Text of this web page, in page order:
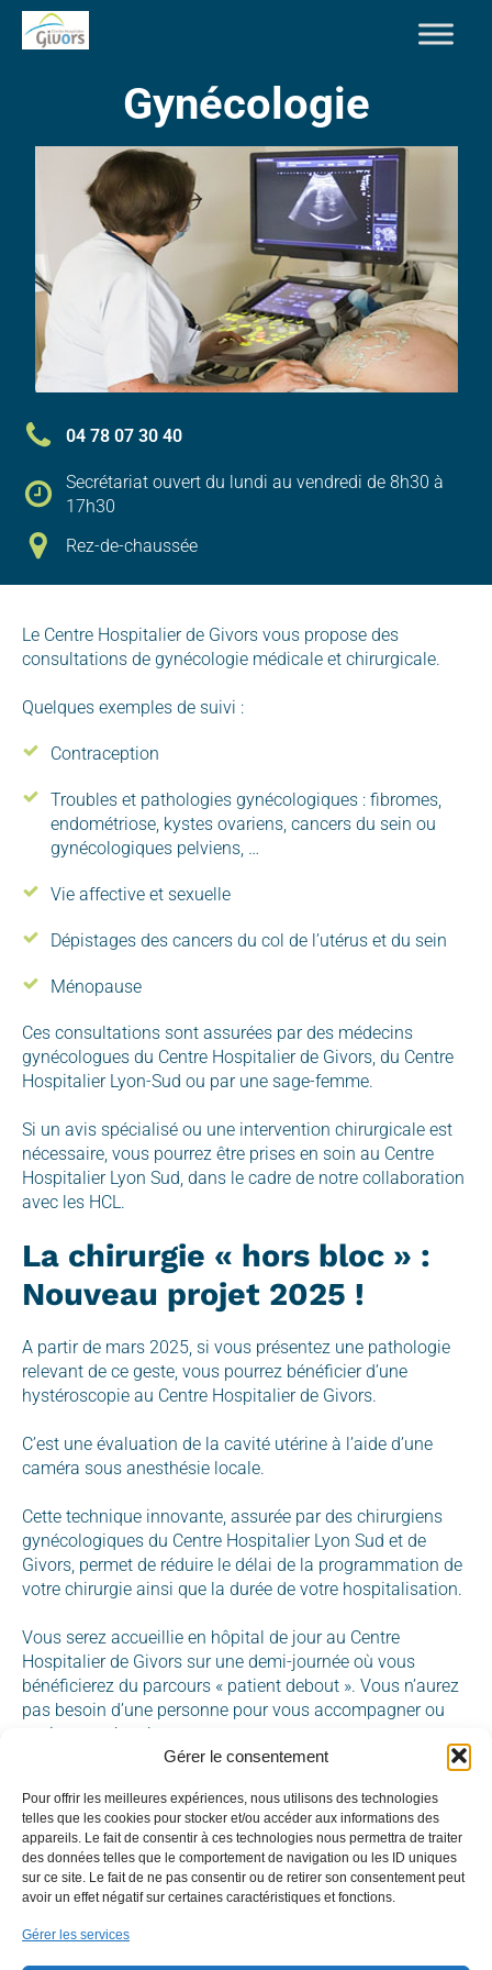
Gérer le consentement
Pour offrir les meilleures expériences, nous utilisons des technologies
telles que les cookies pour stocker et/ou accéder aux informations des
appareils. Le fait de consentir à ces technologies nous permettra de traiter
des données telles que le comportement de navigation ou les ID uniques
sur ce site. Le fait de ne pas consentir ou de retirer son consentement peut
avoir un effet négatif sur certaines caractéristiques et fonctions.
Gérer les services
Gynécologie
04 78 07 30 40
Secrétariat ouvert du lundi au vendredi de 8h30 à
17h30
Rez-de-chaussée
Le Centre Hospitalier de Givors vous propose des
consultations de gynécologie médicale et chirurgicale.
Quelques exemples de suivi :
Contraception
Troubles et pathologies gynécologiques : fibromes,
endométriose, kystes ovariens, cancers du sein ou
gynécologiques pelviens, …
Vie affective et sexuelle
Dépistages des cancers du col de l’utérus et du sein
Ménopause
Ces consultations sont assurées par des médecins
gynécologues du Centre Hospitalier de Givors, du Centre
Hospitalier Lyon-Sud ou par une sage-femme.
Si un avis spécialisé ou une intervention chirurgicale est
nécessaire, vous pourrez être prises en soin au Centre
Hospitalier Lyon Sud, dans le cadre de notre collaboration
avec les HCL.
La chirurgie « hors bloc » :
Nouveau projet 2025 !
A partir de mars 2025, si vous présentez une pathologie
relevant de ce geste, vous pourrez bénéficier d’une
hystéroscopie au Centre Hospitalier de Givors.
C’est une évaluation de la cavité utérine à l’aide d’une
caméra sous anesthésie locale.
Cette technique innovante, assurée par des chirurgiens
gynécologiques du Centre Hospitalier Lyon Sud et de
Givors, permet de réduire le délai de la programmation de
votre chirurgie ainsi que la durée de votre hospitalisation.
Vous serez accueillie en hôpital de jour au Centre
Hospitalier de Givors sur une demi-journée où vous
bénéficierez du parcours « patient debout ». Vous n’aurez
pas besoin d’une personne pour vous accompagner ou
venir vous chercher.
plus rapidement vos activités courantes, sans avoir
recours à un arrêt de travail.